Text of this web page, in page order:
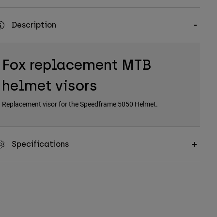
Description
Fox replacement MTB
helmet visors
Replacement visor for the Speedframe 5050 Helmet.
Specifications